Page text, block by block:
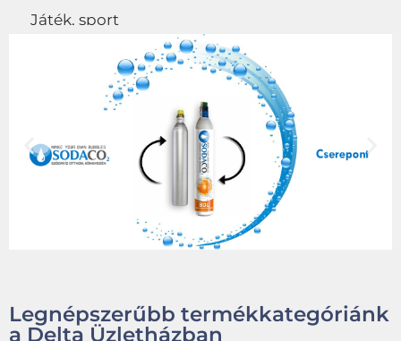
Játék, sport
Legnépszerűbb termékkategóriánk
a Delta Üzletházban